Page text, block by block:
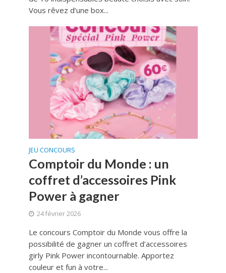
Vous rêvez d’une box...
JEU CONCOURS
Comptoir du Monde : un
coffret d’accessoires Pink
Power à gagner
24 février 2026
Le concours Comptoir du Monde vous offre la
possibilité de gagner un coffret d’accessoires
girly Pink Power incontournable. Apportez
couleur et fun à votre...